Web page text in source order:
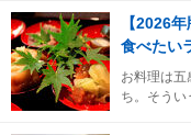
【2026
食べたい
お料理は五
ち。そうい